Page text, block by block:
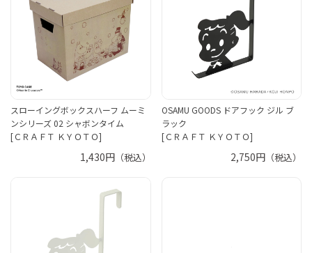
スローイングボックスハーフ ムーミ
ンシリーズ 02 シャボンタイム
[ＣＲＡＦＴ ＫＹＯＴＯ]
1,430円（税込）
OSAMU GOODS ドアフック ジル ブ
ラック
[ＣＲＡＦＴ ＫＹＯＴＯ]
2,750円 （税込）